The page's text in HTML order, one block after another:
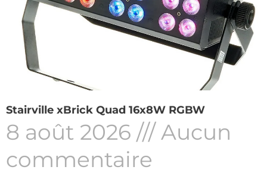
Stairville xBrick Quad 16x8W RGBW
8 août 2026
Aucun
commentaire